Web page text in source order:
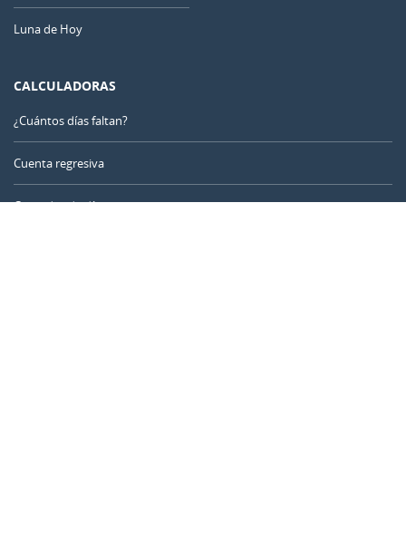
Luna de Hoy
CALCULADORAS
¿Cuántos días faltan?
Cuenta regresiva
Contador de días